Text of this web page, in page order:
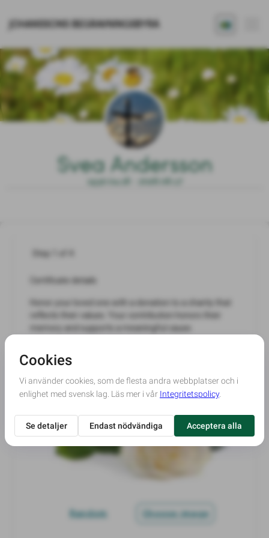
JOHANSSONS BEGRAVNINGSBYRÅ
Svea Andersson
1930.04.18 - 2026.06.17